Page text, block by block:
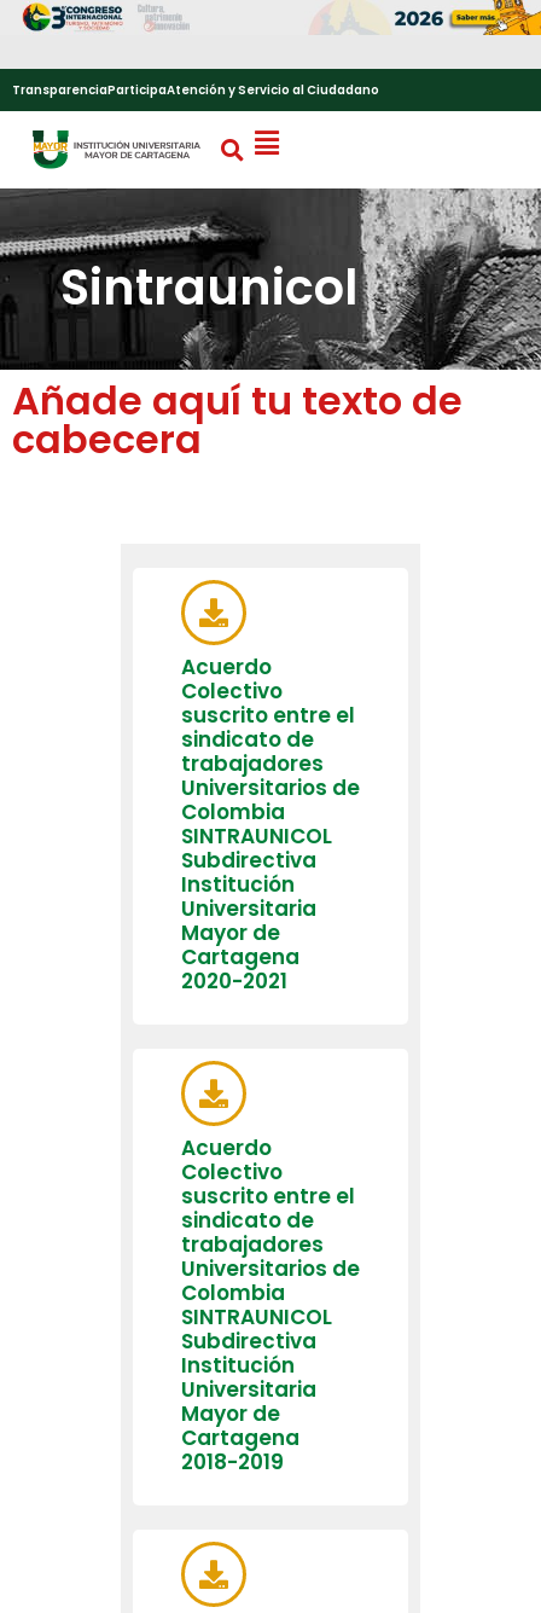
TransparenciaParticipaAtención y Servicio al Ciudadano
Sintraunicol
Añade aquí tu texto de
cabecera
Acuerdo
Colectivo
suscrito entre el
sindicato de
trabajadores
Universitarios de
Colombia
SINTRAUNICOL
Subdirectiva
Institución
Universitaria
Mayor de
Cartagena
2020-2021
Acuerdo
Colectivo
suscrito entre el
sindicato de
trabajadores
Universitarios de
Colombia
SINTRAUNICOL
Subdirectiva
Institución
Universitaria
Mayor de
Cartagena
2018-2019